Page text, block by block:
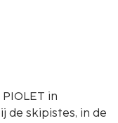
in
de skipistes, in de